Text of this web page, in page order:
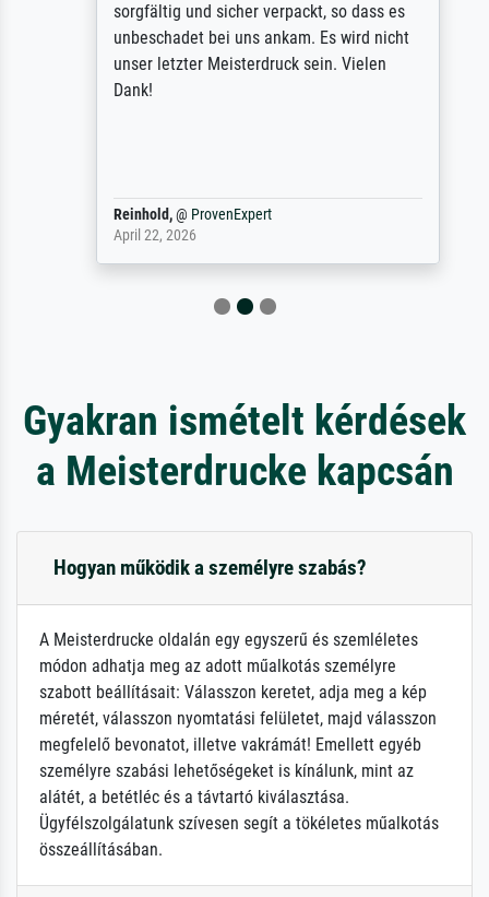
sorgfältig und sicher verpackt, so dass es
unbeschadet bei uns ankam. Es wird nicht
unser letzter Meisterdruck sein. Vielen
Dank!
Reinhold,@ProvenExpert
April 22, 2026
Gyakran ismételt kérdések
a Meisterdrucke kapcsán
Hogyan működik a személyre szabás?
A Meisterdrucke oldalán egy egyszerű és szemléletes
módon adhatja meg az adott műalkotás személyre
szabott beállításait: Válasszon keretet, adja meg a kép
méretét, válasszon nyomtatási felületet, majd válasszon
megfelelő bevonatot, illetve vakrámát! Emellett egyéb
személyre szabási lehetőségeket is kínálunk, mint az
alátét, a betétléc és a távtartó kiválasztása.
Ügyfélszolgálatunk szívesen segít a tökéletes műalkotás
összeállításában.